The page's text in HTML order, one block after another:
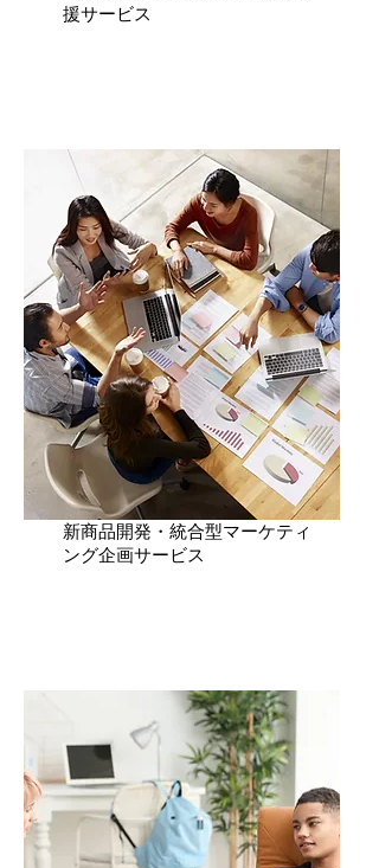
援サービス
新商品開発・統合型マーケティ
ング企画サービス